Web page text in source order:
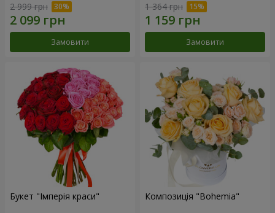
2 999 грн
Замовити
1 364 грн
Замовити
Букет "Імперія краси" Композиція "Bohemia"